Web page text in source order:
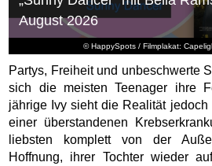
© HappySpots / Filmplakat:
August 2026
Partys, Freiheit und unbeschwerte
sich die meisten Teenager ihre
jährige Ivy sieht die Realität
einer überstandenen
liebsten komplett von der
Hoffnung, ihrer Tochter wieder